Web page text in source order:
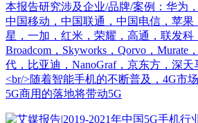
本报告研究涉及企业/品牌/案例：华为
中国移动，中国联通，中国电信，苹果
星，一加，红米，荣耀，高通，联发科
Broadcom，Skyworks，Qorvo，Murate
代，比亚迪，NanoGraf，京东方，深
<br/>随着智能手机的不断普及，4G市
5G商用的落地将带动5G